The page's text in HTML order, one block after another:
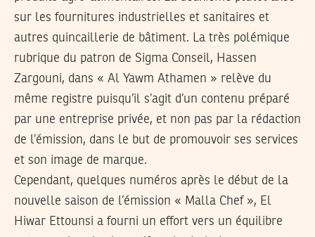
sur les fournitures industrielles et sanitaires et
autres quincaillerie de bâtiment. La très polémique
rubrique du patron de Sigma Conseil, Hassen
Zargouni, dans « Al Yawm Athamen » relève du
même registre puisqu’il s’agit d’un contenu préparé
par une entreprise privée, et non pas par la rédaction
de l’émission, dans le but de promouvoir ses services
et son image de marque.
Cependant, quelques numéros après le début de la
nouvelle saison de l’émission « Malla Chef », El
Hiwar Ettounsi a fourni un effort vers un équilibre